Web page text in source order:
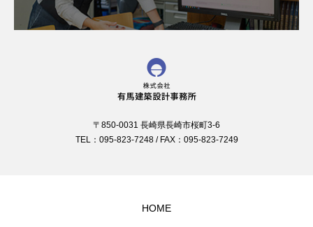
〒850-0031 長崎県長崎市桜町3-6
TEL：095-823-7248 / FAX：095-823-7249
HOME